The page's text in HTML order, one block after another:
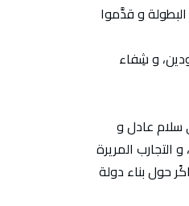
البطولة و قدَّموا
و شِفاء
سلام عادل و
مُستدام عبر مُخاطبة جذور الأزمة، و إستناداً على تاريخ النِّضال ضد نظام إنقلاب 30 يونيو 1989، و التجارب المريرة
حول بناء دولة